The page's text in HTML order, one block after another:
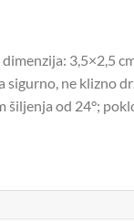
3,5×2,5
ne klizno
od 24°;